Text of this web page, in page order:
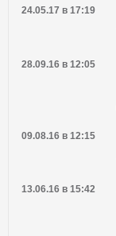
24.05.17 в 17:19
28.09.16 в 12:05
09.08.16 в 12:15
13.06.16 в 15:42